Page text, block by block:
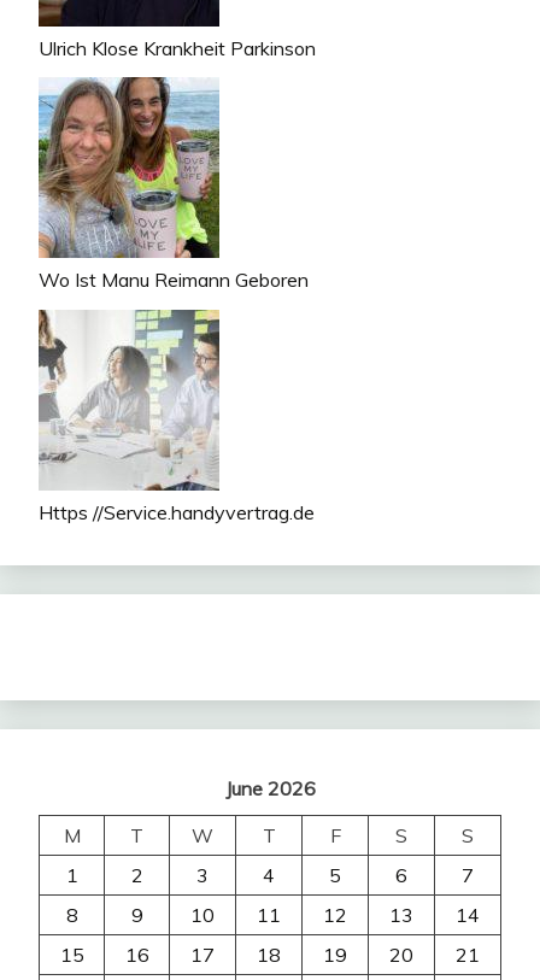
Ulrich Klose Krankheit Parkinson
Wo Ist Manu Reimann Geboren
Https //Service.handyvertrag.de
June 2026
M
T W T F S
S
1
2 3 4 5 6
7
8
9 10 11 12 13
14
15
16 17 18 19 20 21